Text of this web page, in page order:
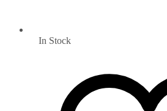
In Stock